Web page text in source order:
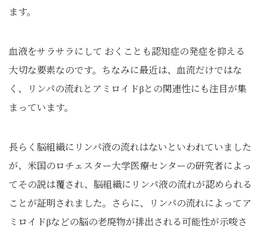
ます。
血液をサラサラにして おくことも認知症の発症を抑える
大切な要素なのです。ちなみに最近は、血流だけではな
く、リンパの流れとアミロイドβとの関連性にも注目が集
まっています。
長らく脳組織にリンパ液の流れはないといわれていました
が、米国のロチェスター大学医療センターの研究者によっ
てその説は覆され、脳組織にリンパ液の流れが認められる
ことが証明されました。さらに、リンパの流れによってア
ミロイドβなどの脳の老廃物が排出される可能性が示唆さ